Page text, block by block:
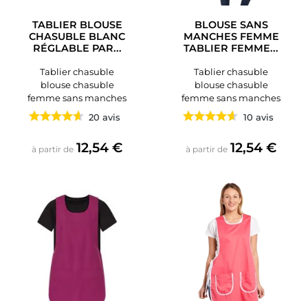
TABLIER BLOUSE
CHASUBLE BLANC
RÉGLABLE PAR...
Tablier chasuble
blouse chasuble
femme sans manches
20 avis
à partir de Prix
12,54 €
BLOUSE SANS
MANCHES FEMME
TABLIER FEMME...
Tablier chasuble
blouse chasuble
femme sans manches
10 avis
à partir de Prix
12,54 €